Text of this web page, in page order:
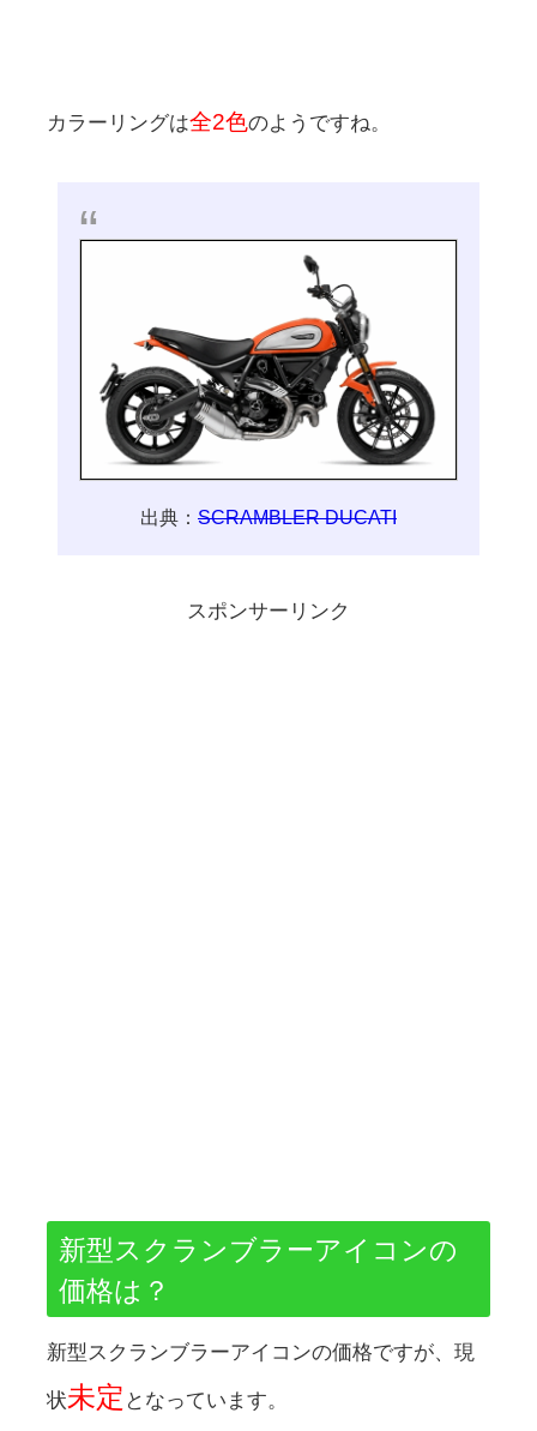
カラーリングは全2色のようですね。
出典： SCRAMBLER DUCATI
スポンサーリンク
新型スクランブラーアイコンの
価格は？
新型スクランブラーアイコンの価格ですが、現
状未定 となっています。